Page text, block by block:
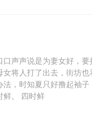
声声说是为妻女好，要
将人打了出去，街坊
，时知夏只好撸起袖
做起了美食。春夏秋冬，各有新鲜菜。美食当前，谓为四时鲜。 四时鲜